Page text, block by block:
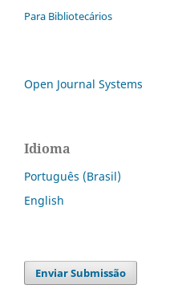
Para Bibliotecários
Open Journal Systems
Idioma
Português (Brasil)
English
Enviar Submissão